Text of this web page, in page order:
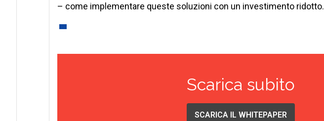
– come implementare queste soluzioni con un investimento ridotto.
Scarica subito
SCARICA IL WHITEPAPER